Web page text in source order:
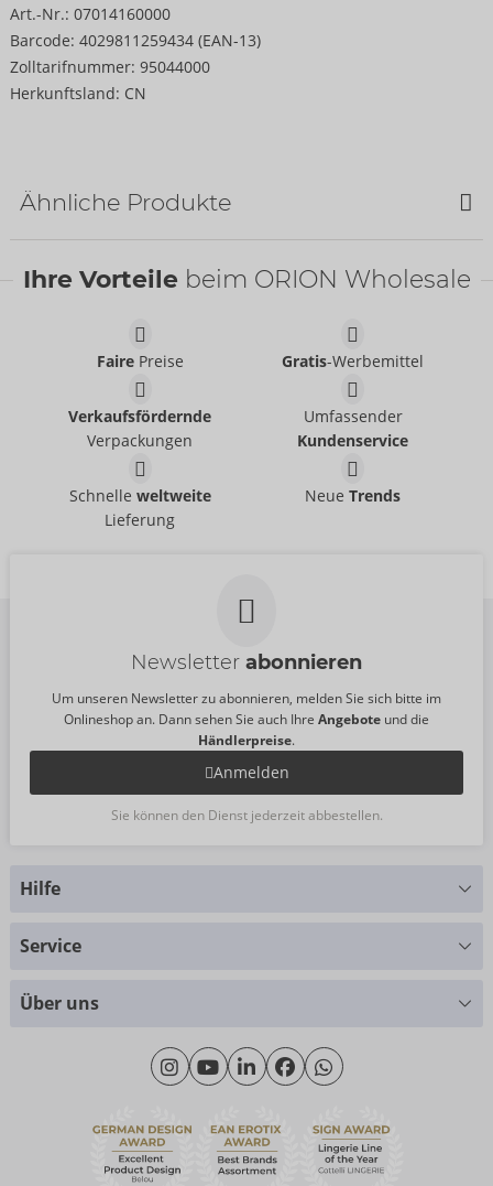
Art.-Nr.: 07014160000
Barcode: 4029811259434 (EAN-13)
Zolltarifnummer: 95044000
Herkunftsland: CN
Ähnliche Produkte
You & Me
07821650000
Schmuseduell
Ihre Vorteile beim ORION Wholesale
FairePreise Gratis-Werbemittel
Verkaufsfördernde
Verpackungen
Umfassender
Kundenservice
Schnelle weltweite
Lieferung
NeueTrends
Newsletter abonnieren
Um unseren Newsletter zu abonnieren, melden Sie sich bitte im
Onlineshop an. Dann sehen Sie auch Ihre Angebote und die
Händlerpreise.
Anmelden
Sie können den Dienst jederzeit abbestellen.
Hilfe
Montag - Donnerstag: 09:00 - 16:00 Uhr
Freitag: 09:00 - 15:00 Uhr
Kontakt
Häufige Fragen
Service
Über uns
Wir über uns
Nachhaltigkeit
eroFame